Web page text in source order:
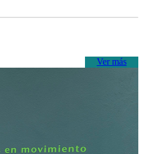
Ver más